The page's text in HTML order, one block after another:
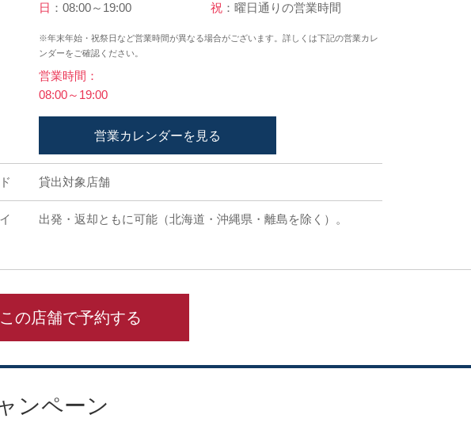
日 ：08:00～19:00 祝 ：曜日通りの営業時間
※年末年始・祝祭日など営業時間が異なる場合がございます。詳しくは下記の営業カレ
ンダーをご確認ください。
営業時間：
08:00～19:00
営業カレンダーを見る
貸出対象店舗
出発・返却ともに可能（北海道・沖縄県・離島を除く）。
この店舗で予約する
ンペーン